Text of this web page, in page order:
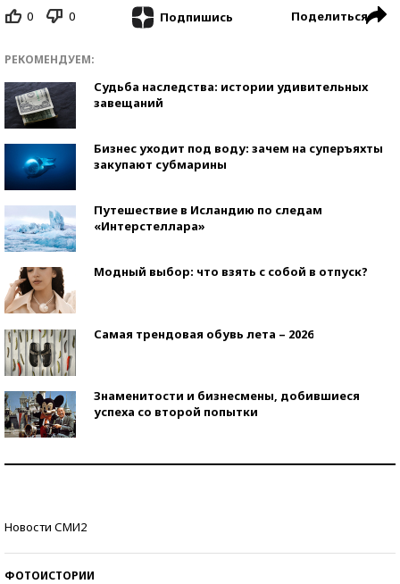
0 0 Подпишись Поделиться
РЕКОМЕНДУЕМ:
Судьба наследства: истории удивительных
завещаний
Бизнес уходит под воду: зачем на суперъяхты
закупают субмарины
Путешествие в Исландию по следам
«Интерстеллара»
Модный выбор: что взять с собой в отпуск?
Самая трендовая обувь лета – 2026
Знаменитости и бизнесмены, добившиеся
успеха со второй попытки
Новости СМИ2
ФОТОИСТОРИИ